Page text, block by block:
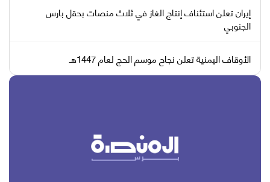
إيران تعلن استئناف إنتاج الغاز في ثلاث منصات بحقل بارس
الجنوبي
الأوقاف اليمنية تعلن نجاح موسم الحج لعام 1447هـ